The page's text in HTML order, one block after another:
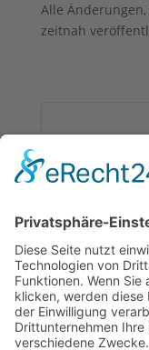
Alle
zeitnah
Neueste
Dreikönigstag –
Noch 5 Tage
Frohes neues
Guten Rutsch ins